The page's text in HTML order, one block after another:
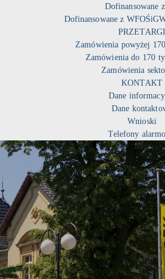
Dofinansowane
Dofinansowane z
PRZETARGI
Zamówienia powyżej
Zamówienia do 170
Zamówienia
KONTAKT
Dane
Dane
Wnioski
Telefony